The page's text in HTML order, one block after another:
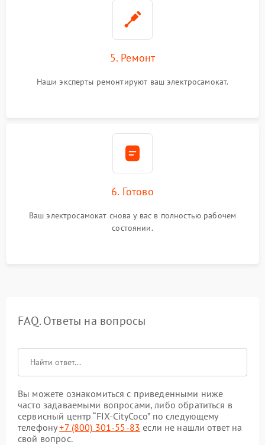
5. Ремонт
Наши эксперты ремонтируют ваш электросамокат.
6. Готово
Ваш электросамокат снова у вас в полностью рабочем
состоянии.
FAQ. Ответы на вопросы
Вы можете ознакомиться с приведенными ниже
часто задаваемыми вопросами, либо обратиться в
сервисный центр “FIX-CityCoco” по следующему
телефону+7 (800) 301-55-83 если не нашли ответ на
свой вопрос.